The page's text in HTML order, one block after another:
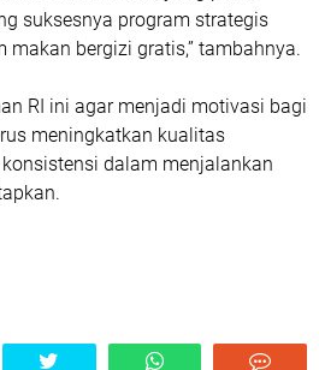
suksesnya program strategis
makan bergizi gratis,” tambahnya.
RI ini agar menjadi motivasi bagi
meningkatkan kualitas
dalam menjalankan